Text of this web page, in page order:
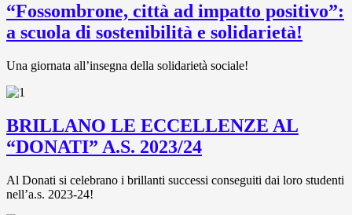
“Fossombrone, città ad impatto positivo”:
a scuola di sostenibilità e solidarietà!
Una giornata all’insegna della solidarietà sociale!
BRILLANO LE ECCELLENZE AL
“DONATI” A.S. 2023/24
Al Donati si celebrano i brillanti successi conseguiti dai loro studenti
nell’a.s. 2023-24!